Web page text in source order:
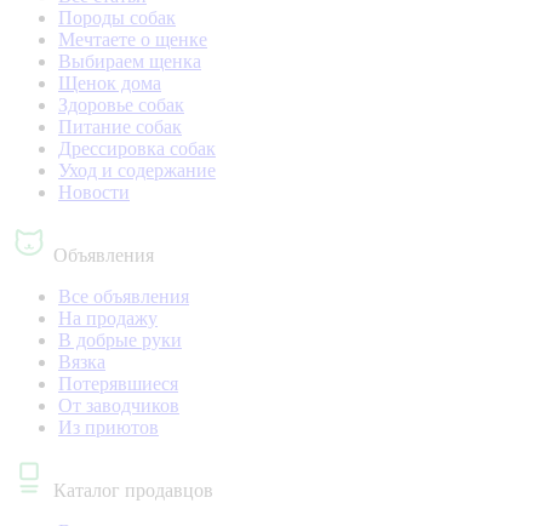
Породы собак
Мечтаете о щенке
Выбираем щенка
Щенок дома
Здоровье собак
Питание собак
Дрессировка собак
Уход и содержание
Новости
Объявления
Все объявления
На продажу
В добрые руки
Вязка
Потерявшиеся
От заводчиков
Из приютов
Каталог продавцов